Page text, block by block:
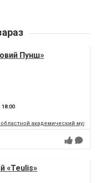
Пунш»
академический
«Teulis»